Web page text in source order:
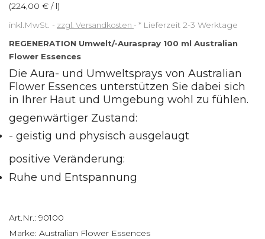
(224,00 € / l)
inkl.MwSt.
zzgl. Versandkosten * Lieferzeit 2-3 Werktage
REGENERATION Umwelt/-Auraspray 100 ml Australian
Flower Essences
Die Aura- und Umweltsprays von Australian
Flower Essences unterstützen Sie dabei sich
in Ihrer Haut und Umgebung wohl zu fühlen.
gegenwärtiger Zustand:
- geistig und physisch ausgelaugt
positive Veränderung:
Ruhe und Entspannung
Art.Nr.: 90100
Marke: Australian Flower Essences